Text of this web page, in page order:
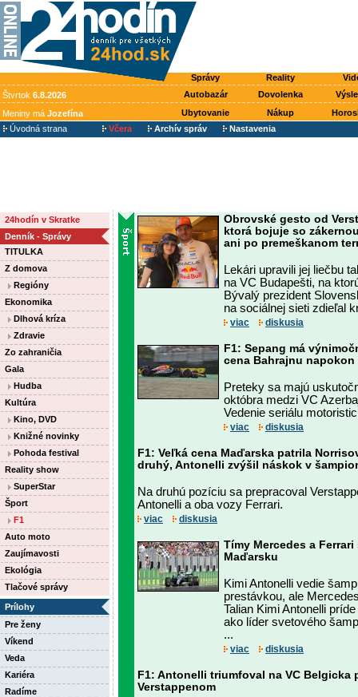
Správy Reality
Štvrtok 6.8.2026 Autobazár Dovolenka
Meniny má Jozefína Ubytovanie Nákup
Úvodná strana
Včera Archív správ Nastavenia
24hodín v Skratke
Denník - Správy
TITULKA
Z domova
Regióny
Ekonomika
Dlhová kríza
Zdravie
Zo zahraničia
Gala
Hudba
Kultúra
Kino, DVD
Knižné novinky
Pohoda festival
Reality show
SuperStar
Šport
F1
Auto moto
Zaujímavosti
Ekológia
Tlačové správy
Prílohy
Pre ženy
Víkend
Veda
Kariéra
Radíme
Obrovské gesto od
ktorá bojuje so
ani po premeškanom
Lekári upravili jej liečbu
na VC Budapešti, na
Bývalý prezident
na sociálnej sieti zdieľal
viac diskusia
F1: Sepang má
cena Bahrajnu
Preteky sa majú
októbra medzi VC
Vedenie seriálu
viac diskusia
F1: Veľká cena Maďarska patrila
druhý, Antonelli zvýšil náskok v
Na druhú pozíciu sa prepracoval
Antonelli a oba vozy Ferrari.
viac diskusia
Tímy Mercedes a
Maďarsku
Kimi Antonelli vedie
prestávkou, ale
Talian Kimi Antonelli
ako líder svetového
...
viac diskusia
F1: Antonelli triumfoval na VC Belgicka
Verstappenom